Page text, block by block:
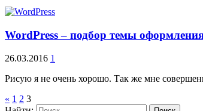
WordPress – подбор темы
26.03.2016 1
Рисую я не очень хорошо. Так же мне
« 1 2 3